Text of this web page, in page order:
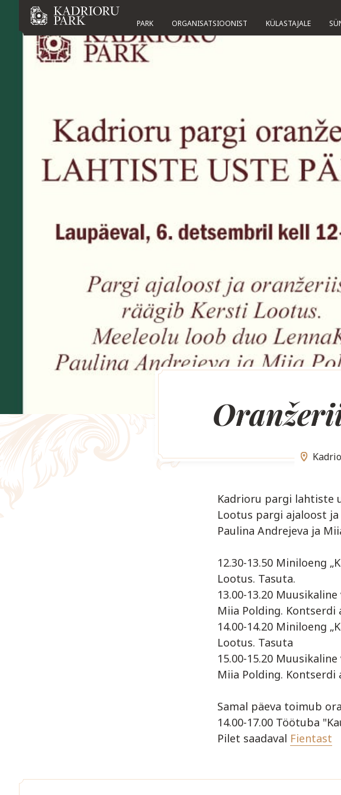
PARK ORGANISATSIOONIST KÜLASTAJALE
Kadrioru pargi lahtiste
Lootus pargi ajaloost
Paulina Andrejeva ja
12.30-13.50 Miniloeng
Lootus. Tasuta.
13.00-13.20
Miia Polding. Kontserdi
14.00-14.20 Miniloeng
Lootus. Tasuta
15.00-15.20
Miia Polding. Kontserdi
Samal päeva toimub
14.00-17.00 Töötuba
Pilet saadaval Fientast